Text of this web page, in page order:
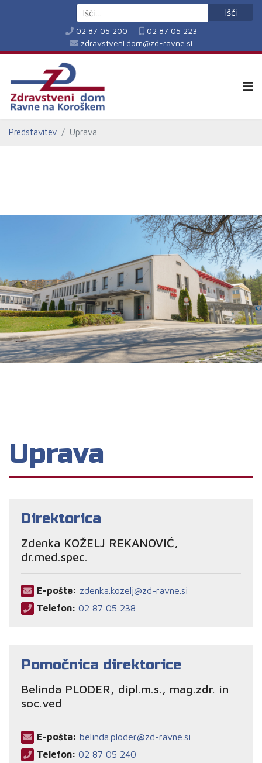
Išči
02 87 05 200
02 87 05 223
zdravstveni.dom@zd-ravne.si
Predstavitev Uprava
Uprava
Direktorica
Zdenka KOŽELJ REKANOVIĆ,
dr.med.spec.
E-pošta: zdenka.kozelj@zd-ravne.si
Telefon: 02 87 05 238
Pomočnica direktorice
Belinda PLODER, dipl.m.s., mag.zdr. in
soc.ved
E-pošta: belinda.ploder@zd-ravne.si
Telefon: 02 87 05 240